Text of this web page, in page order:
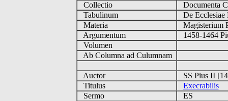
Collectio
Documenta
Tabulinum
De
Materia
Magisterium
Argumentum
1458-1464
Volumen
Ab Columna ad Culumnam
Auctor
SS Pius II
Titulus
Execrabilis
Sermo
ES